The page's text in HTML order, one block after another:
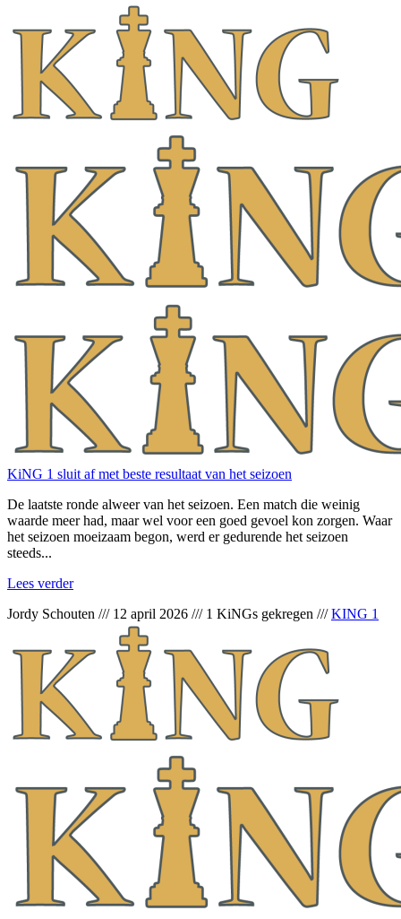
KiNG 1 sluit af met beste resultaat van het seizoen
De laatste ronde alweer van het seizoen. Een match die weinig
waarde meer had, maar wel voor een goed gevoel kon zorgen. Waar
het seizoen moeizaam begon, werd er gedurende het seizoen
steeds...
Lees verder
Jordy Schouten /// 12 april 2026 /// 1 KiNGs gekregen ///KING 1